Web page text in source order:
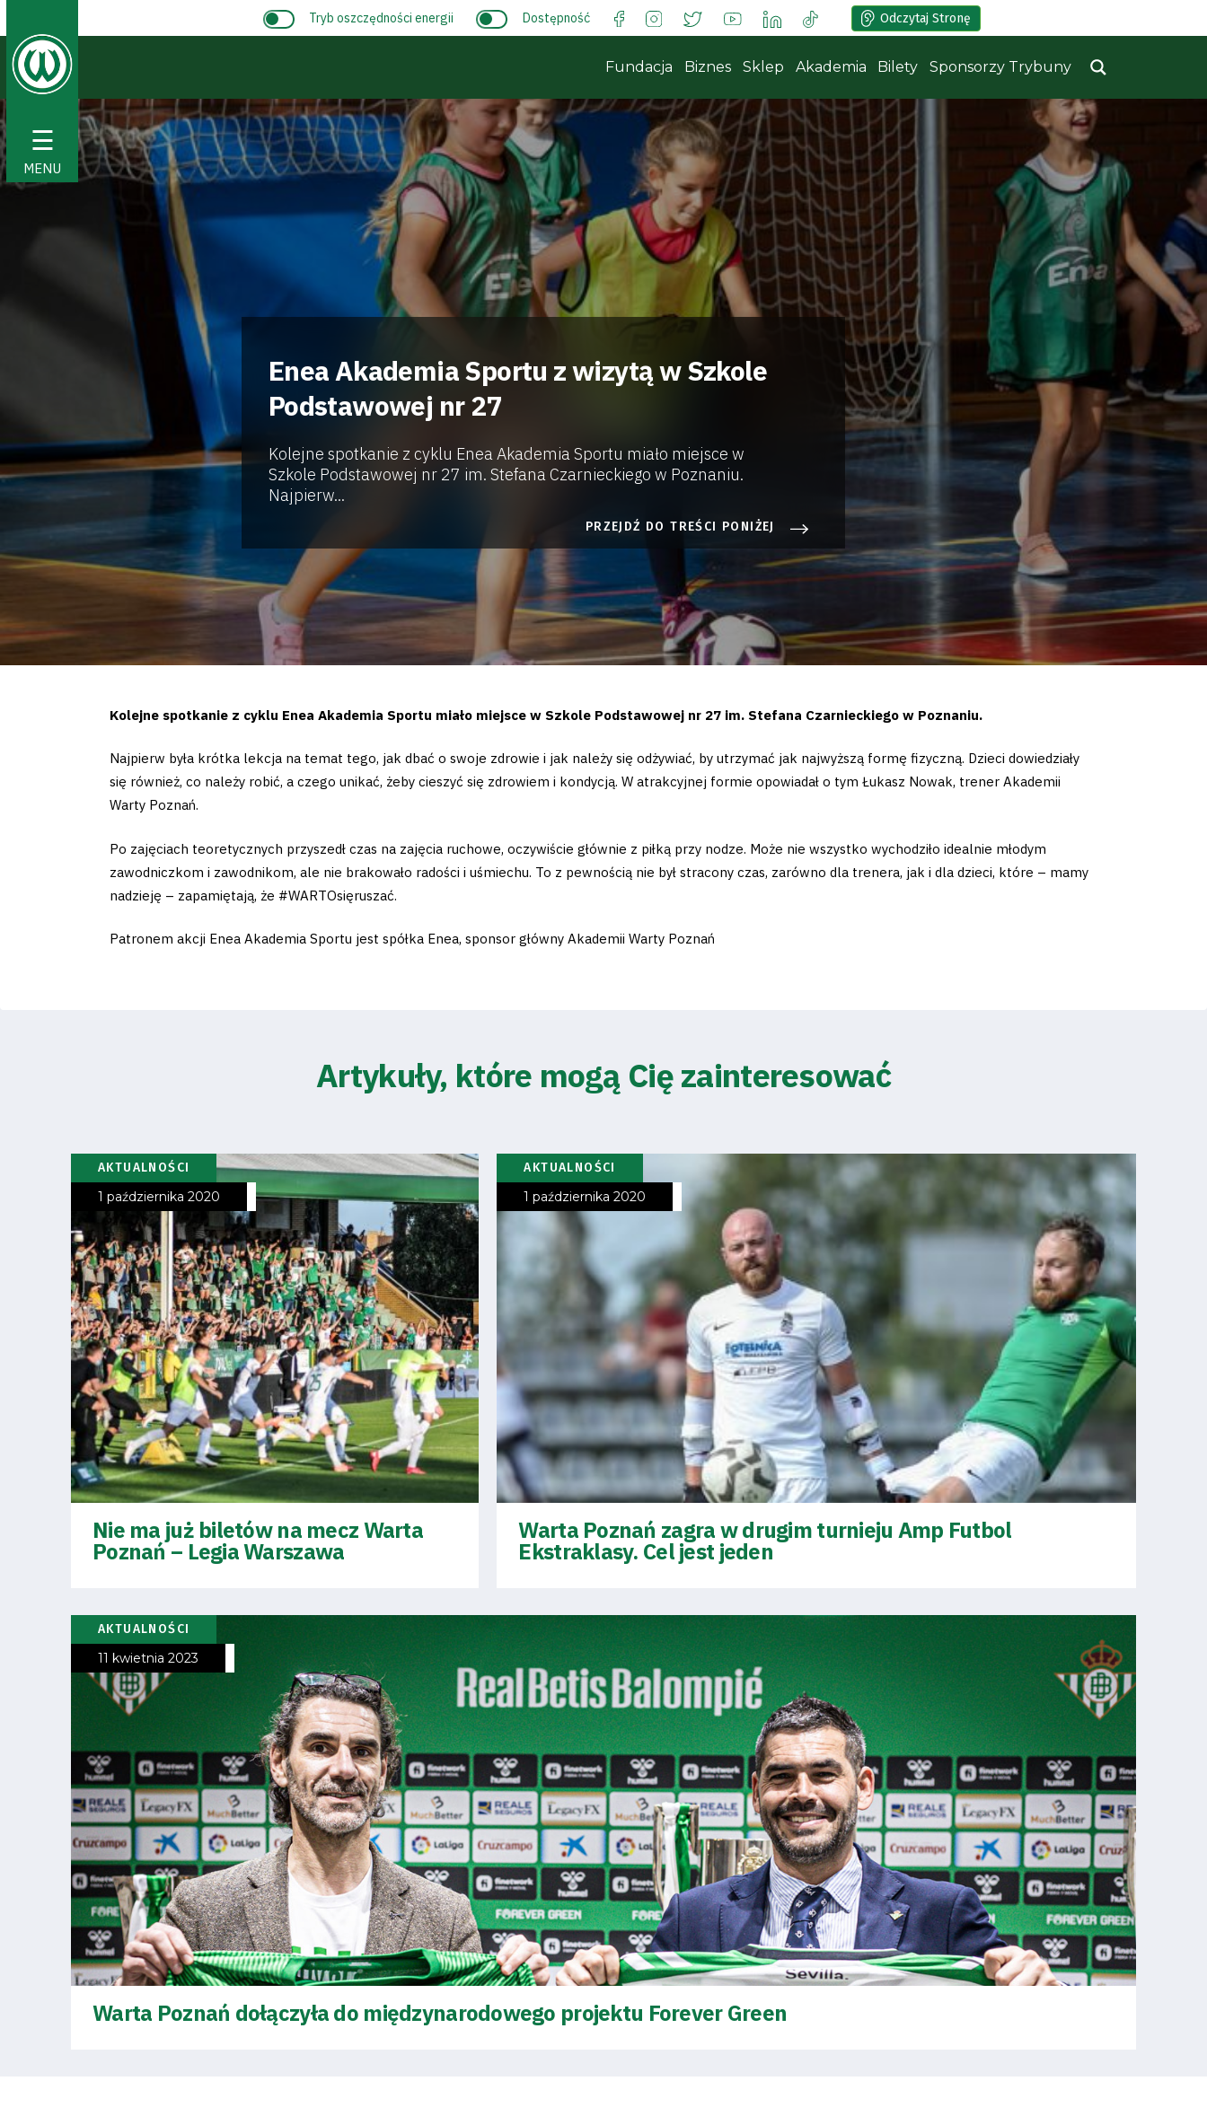
☰
MENU
Klub
Tabela
terminarz
Bilety
Kontakt
Pierwszy
zespół
Futbol
Akademia
Aktualności
Warta
Tryb oszczędności energii Dostępność Odczytaj Stronę
Fundacja Biznes Sklep Akademia Bilety Sponsorzy Trybuny
Enea Akademia Sportu z wizytą w Szkole
Podstawowej nr 27
Kolejne spotkanie z cyklu Enea Akademia Sportu miało miejsce w
Szkole Podstawowej nr 27 im. Stefana Czarnieckiego w Poznaniu.
Najpierw...
PRZEJDŹ DO TREŚCI PONIŻEJ
Kolejne spotkanie z cyklu Enea Akademia Sportu miało miejsce w Szkole Podstawowej nr 27 im. Stefana Czarnieckiego w Poznaniu.
Najpierw była krótka lekcja na temat tego, jak dbać o swoje zdrowie i jak należy się odżywiać, by utrzymać jak najwyższą formę fizyczną. Dzieci dowiedziały
się również, co należy robić, a czego unikać, żeby cieszyć się zdrowiem i kondycją. W atrakcyjnej formie opowiadał o tym Łukasz Nowak, trener Akademii
Warty Poznań.
Po zajęciach teoretycznych przyszedł czas na zajęcia ruchowe, oczywiście głównie z piłką przy nodze. Może nie wszystko wychodziło idealnie młodym
zawodniczkom i zawodnikom, ale nie brakowało radości i uśmiechu. To z pewnością nie był stracony czas, zarówno dla trenera, jak i dla dzieci, które – mamy
nadzieję – zapamiętają, że #WARTOsięruszać.
Patronem akcji Enea Akademia Sportu jest spółka Enea, sponsor główny Akademii Warty Poznań
Artykuły, które mogą Cię zainteresować
AKTUALNOŚCI
1 października 2020
Nie ma już biletów na mecz Warta
Poznań – Legia Warszawa
AKTUALNOŚCI
1 października 2020
Warta Poznań zagra w drugim turnieju Amp Futbol
Ekstraklasy. Cel jest jeden
AKTUALNOŚCI
11 kwietnia 2023
Warta Poznań dołączyła do międzynarodowego projektu Forever Green